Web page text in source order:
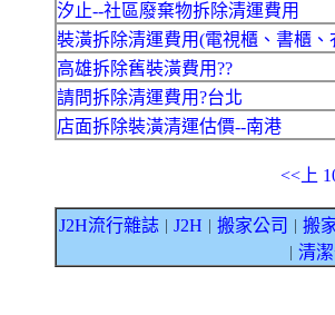
汐止--社區廢棄物拆除清運費用
裝潢拆除清運費用(電視櫃、書櫃、
高雄拆除舊裝潢費用??
請問拆除清運費用?台北
店面拆除裝潢清運估價--南港
<<上
J2H流行雜誌 J2H 搬家公司 搬
清